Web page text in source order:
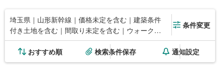
埼玉県｜山形新幹線｜価格未定を含む｜建築条件
付き土地を含む｜間取り未定を含む｜ウォークイ
ンクローゼット
条件変更
おすすめ順 検索条件保存 通知設定